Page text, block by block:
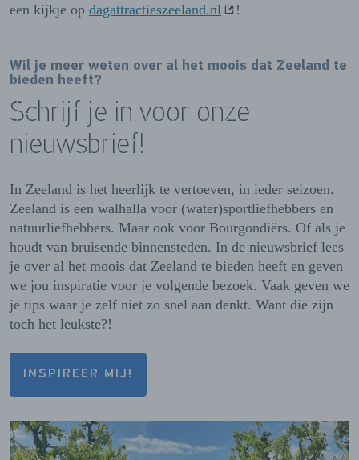
een kijkje op dagattractieszeeland.nl !
Wil je meer weten over al het moois dat Zeeland te
bieden heeft?
Schrijf je in voor onze
nieuwsbrief!
In Zeeland is het heerlijk te vertoeven, in ieder seizoen.
Zeeland is een walhalla voor (water)sportliefhebbers en
natuurliefhebbers. Maar ook voor Bourgondiërs. Of als je
houdt van bruisende binnensteden. In de nieuwsbrief lees
je over al het moois dat Zeeland te bieden heeft en geven
we jou inspiratie voor je volgende bezoek. Vaak geven we
je tips waar je zelf niet zo snel aan denkt. Want die zijn
toch het leukste?!
INSPIREER MIJ!